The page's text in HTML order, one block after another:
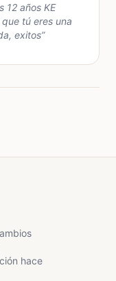
12 años KE
tú eres una
exitos”
hace